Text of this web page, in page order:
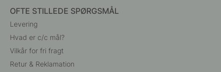
OFTE STILLEDE SPØRGSMÅL
Levering
Hvad er c/c mål?
Vilkår for fri fragt
Retur & Reklamation